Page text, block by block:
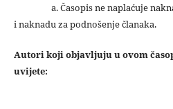
a. Časopis ne naplaćuje
i naknadu za podnošenje članaka.
Autori koji objavljuju u ovom
uvijete: